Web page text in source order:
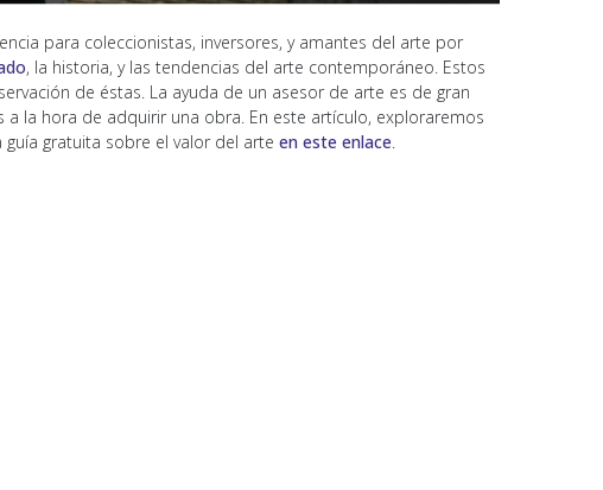
para coleccionistas, inversores, y amantes del arte por
, la historia, y las tendencias del arte contemporáneo. Estos
de éstas. La ayuda de un asesor de arte es de gran
la hora de adquirir una obra. En este artículo, exploraremos
gratuita sobre el valor del arte en este enlace.